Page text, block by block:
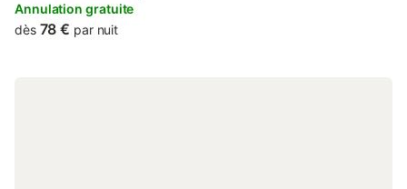
Annulation gratuite
dès 78 € par nuit